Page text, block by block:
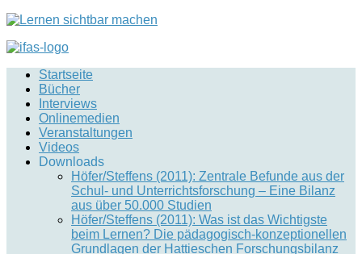
Startseite
Bücher
Interviews
Onlinemedien
Veranstaltungen
Videos
Downloads
Höfer/Steffens (2011): Zentrale Befunde aus der
Schul- und Unterrichtsforschung – Eine Bilanz
aus über 50.000 Studien
Höfer/Steffens (2011): Was ist das Wichtigste
beim Lernen? Die pädagogisch-konzeptionellen
Grundlagen der Hattieschen Forschungsbilanz